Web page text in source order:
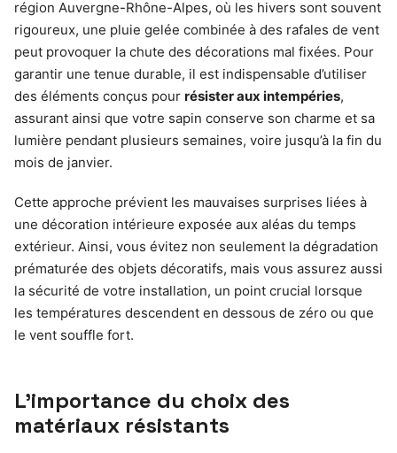
région Auvergne-Rhône-Alpes, où les hivers sont souvent
rigoureux, une pluie gelée combinée à des rafales de vent
peut provoquer la chute des décorations mal fixées. Pour
garantir une tenue durable, il est indispensable d’utiliser
des éléments conçus pour résister aux intempéries,
assurant ainsi que votre sapin conserve son charme et sa
lumière pendant plusieurs semaines, voire jusqu’à la fin du
mois de janvier.
Cette approche prévient les mauvaises surprises liées à
une décoration intérieure exposée aux aléas du temps
extérieur. Ainsi, vous évitez non seulement la dégradation
prématurée des objets décoratifs, mais vous assurez aussi
la sécurité de votre installation, un point crucial lorsque
les températures descendent en dessous de zéro ou que
le vent souffle fort.
L’importance du choix des
matériaux résistants